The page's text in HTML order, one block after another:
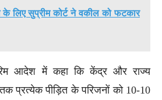
लिए सुप्रीम कोर्ट ने वकील को फटकार
आदेश में कहा कि केंद्र और राज्य
प्रत्येक पीड़ित के परिजनों को 10-10